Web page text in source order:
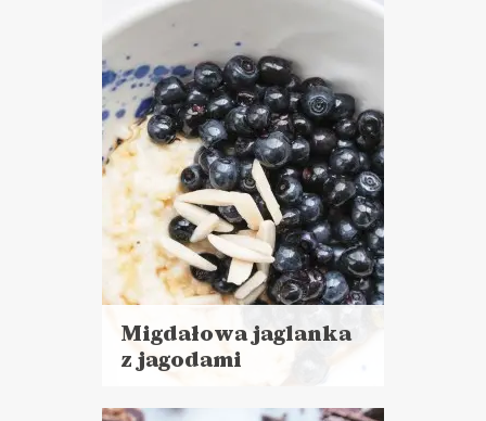
ŚNIADANIA
Migdałowa jaglanka
z jagodami
więcej